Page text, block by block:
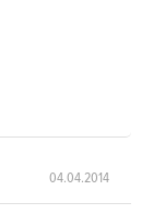
04.04.2014